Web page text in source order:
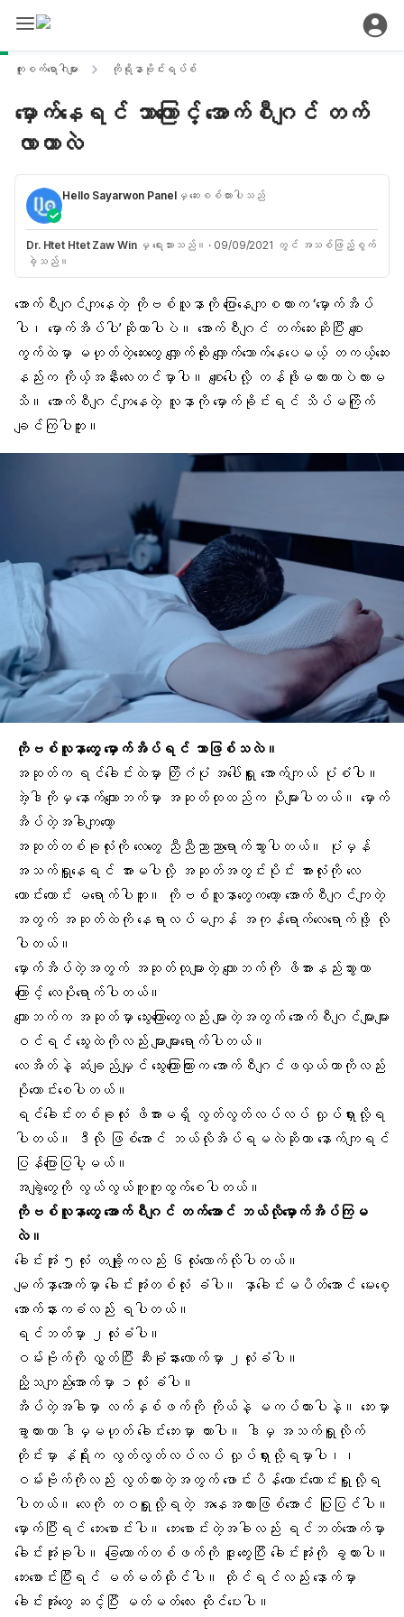
ကူးစက်ရောဂါများ ကိုရိုနာဗိုင်းရပ်စ်
မှောက်နေရင် ဘာကြောင့် အောက်စီဂျင် တက်
လာတာလဲ
Hello Sayarwon Panelမှ ဆေးစစ်ထားပါသည်
Dr. Htet Htet Zaw Winမှ ရေးသားသည်။ · 09/09/2021 တွင် အသစ်ဖြည့်စွက်
ခဲ့သည်။
အောက်စီဂျင်ကျနေတဲ့ ကိုဗစ်လူနာ ကို ပြောနေကျစကားက ‘မှောက်အိပ်
ပါ၊ မှောက်အိပ်ပါ’ဆိုတာပါပဲ။ အောက်စီဂျင် တက်ဆေးဆိုပြီး စျေး
ကွက်ထဲမှာ မဟုတ်တဲ့ဆေးတွေ လျှောက်ထိုး လျှောက်သောက်နေပေမယ့် တကယ့်ဆေး
နည်းက ကိုယ့်အနီးလေးတင်မှာပါ။ စျေးပေါလို့ တန်ဖိုးမထားတာပဲလားမ
သိ။ အောက်စီဂျင်ကျနေတဲ့ လူနာကို မှောက်ခိုင်းရင် သိပ်မကြိုက်
ချင်ကြပါဘူး။
ကိုဗစ်လူနာတွေ မှောက်အိပ်ရင် ဘာဖြစ်သလဲ။
အဆုတ်က ရင်ခေါင်းထဲမှာ တြိဂံပုံ အပေါ်ရှူး အောက်ကျယ် ပုံစံပါ။
အဲ့ဒါကိုမှ နောက်ကျောဘက်မှာ အဆုတ်ထုထည်က ပိုများပါတယ်။ မှောက်
အိပ်တဲ့အခါကျတော့
အဆုတ်တစ်ခုလုံးကို လေတွေ ညီညီညာညာရောက်သွားပါတယ်။ ပုံမှန်
အသက်ရှူနေရင် အားမပါလို့ အဆုတ်အတွင်းပိုင်း အားလုံးကို လေ
ကောင်းကောင်း မရောက်ပါဘူး။ ကိုဗစ်လူနာတွေကတော့ အောက်စီဂျင်ကျတဲ့
အတွက် အဆုတ်ထဲကို နေရာလပ်မကျန် အကုန်ရောက်လေရောက်ဖို့ လို
ပါတယ်။
မှောက်အိပ် တဲ့အတွက် အဆုတ်ထုများတဲ့ ကျောဘက်ကို ဖိအားနည်းသွားတာ
ကြောင့် လေပိုရောက်ပါတယ်။
ကျောဘက်က အဆုတ်မှာ သွေးကြောတွေလည်း များတဲ့အတွက် အောက်စီဂျင်များများ
ဝင်ရင် သွေးထဲကိုလည်း များများရောက်ပါတယ်။
လေအိတ်နဲ့ ဆံချည်မျှင် သွေးကြောကြားက အောက်စီဂျင်ဖလှယ်တာကိုလည်း
ပိုကောင်းစေပါတယ်။
ရင်ခေါင်းတစ်ခုလုံး ဖိအားမရှိ လွတ်လွတ်လပ်လပ် လှုပ်ရှားလို့ရ
ပါတယ်။ ဒီလို ဖြစ်အောင် ဘယ်လိုအိပ်ရမလဲဆိုတာ နောက်ကျရင်
ပြန်ပြောပြပါ့မယ်။
အချွဲတွေကို လွယ်လွယ်ကူကူထွက်စေပါတယ်။
ကိုဗစ်လူနာတွေ အောက်စီဂျင် တက်အောင် ဘယ်လိုမှောက်အိပ်ကြမ
လဲ။
ခေါင်းအုံး ၅လုံး တချို့ကလည်း ၆လုံးလောက်လိုပါတယ်။
မျက်နှာအောက်မှာ ခေါင်းအုံးတစ်လုံး ခံပါ။ နှာခေါင်းမပိတ်အောင် မေးစေ့
အောက်နားကခံလည်း ရပါတယ်။
ရင်ဘတ်မှာ ၂လုံးခံပါ။
ဝမ်းဗိုက်ကို လွှတ်ပြီး ဆီးခုံနားလောက်မှာ ၂လုံးခံပါ။
ညို့သကျည်းအောက်မှာ ၁လုံး ခံပါ။
အိပ်တဲ့အခါမှာ လက်နှစ်ဖက်ကို ကိုယ်နဲ့ မကပ်ထားပါနဲ့။ ဘေးမှာ
ခွာထားတာ ဒါမှမဟုတ် ခေါင်းဘေးမှာ ထားပါ။ ဒါမှ အသက်ရှူ လိုက်
တိုင်းမှာ နံရိုးက လွတ်လွတ်လပ်လပ် လှုပ်ရှားလို့ရမှာပါ၊၊
ဝမ်းဗိုက်ကိုလည်း လွတ်ထားတဲ့အတွက် ဖောင်းပိန်ကောင်းကောင်းရှူလို့ရ
ပါတယ်။ လေကို တဝရှူလို့ရတဲ့ အနေအထားဖြစ်အောင် ပြုပြင်ပါ။
မှောက်ပြီးရင် ဘေးစောင်းပါ။ ဘေးစောင်းတဲ့အခါလည်း ရင်ဘတ်အောက်မှာ
ခေါင်းအုံးခုပါ။ ခြေထောက်တစ်ဖက်ကို ဒူးကွေးပြီး ခေါင်းအုံးကို ခွထားပါ။
ဘေးစောင်းပြီးရင် မတ်မတ်ထိုင်ပါ။ ထိုင်ရင်လည်း နောက်မှာ
ခေါင်းအုံးတွေ ဆင့်ပြီး မတ်မတ်လေး ထိုင်ပေးပါ။